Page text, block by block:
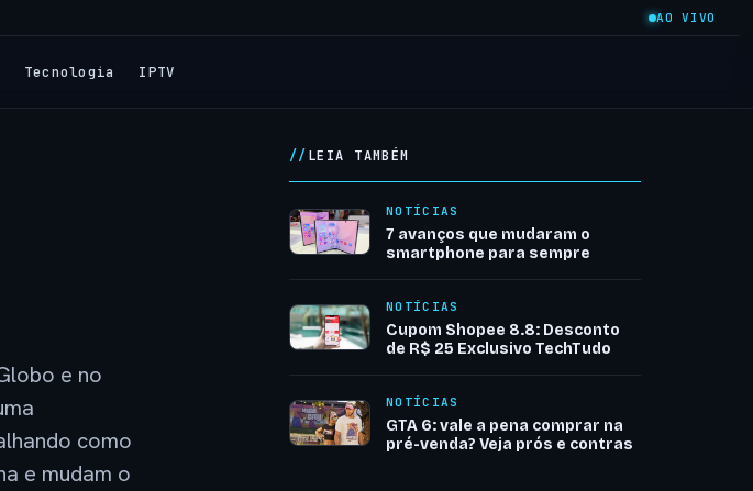
AO VIVO
Tecnologia IPTV
e no
como
e mudam o
LEIA TAMBÉM
NOTÍCIAS
7 avanços que mudaram o
smartphone para sempre
NOTÍCIAS
Cupom Shopee 8.8: Desconto
de R$ 25 Exclusivo TechTudo
NOTÍCIAS
GTA 6: vale a pena comprar na
pré-venda? Veja prós e contras